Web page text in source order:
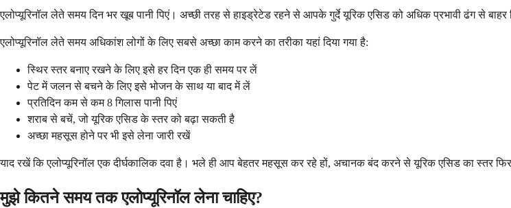
एलोप्यूरिनॉल लेते समय दिन भर खूब पानी पिएं। अच्छी तरह से हाइड्रेटेड रहने से आपके गुर्दे यूरिक एसिड को अधिक प्रभावी ढंग से बाहर
एलोप्यूरिनॉल लेते समय अधिकांश लोगों के लिए सबसे अच्छा काम करने का तरीका यहां दिया गया है:
स्थिर स्तर बनाए रखने के लिए इसे हर दिन एक ही समय पर लें
पेट में जलन से बचने के लिए इसे भोजन के साथ या बाद में लें
प्रतिदिन कम से कम 8 गिलास पानी पिएं
शराब से बचें, जो यूरिक एसिड के स्तर को बढ़ा सकती है
अच्छा महसूस होने पर भी इसे लेना जारी रखें
याद रखें कि एलोप्यूरिनॉल एक दीर्घकालिक दवा है। भले ही आप बेहतर महसूस कर रहे हों, अचानक बंद करने से यूरिक एसिड का स्तर
मुझे कितने समय तक एलोप्यूरिनॉल लेना चाहिए?